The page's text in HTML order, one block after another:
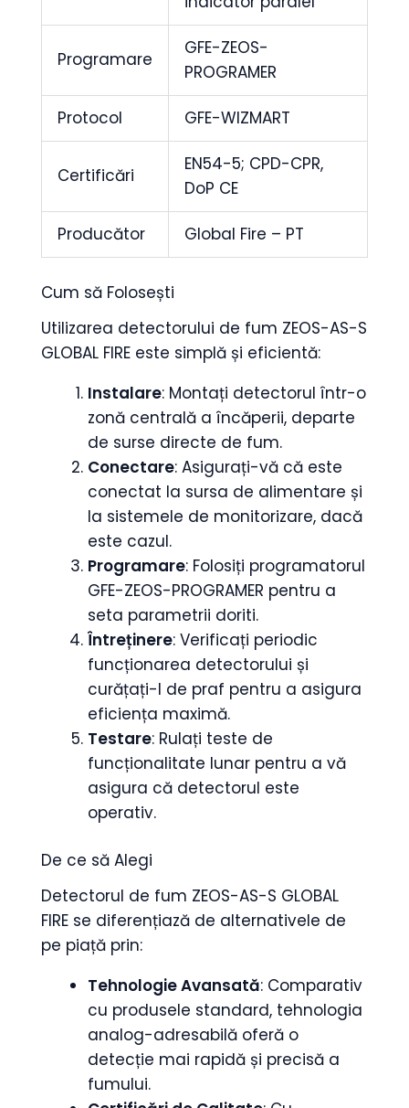
Programare
GFE-ZEOS-
PROGRAMER
Protocol GFE-WIZMART
Certificări
EN54-5; CPD-CPR,
DoP CE
Producător Global Fire – PT
Cum să Folosești
Utilizarea detectorului de fum ZEOS-AS-S
GLOBAL FIRE este simplă și eficientă:
Instalare: Montați detectorul într-o
zonă centrală a încăperii, departe
de surse directe de fum.
Conectare: Asigurați-vă că este
conectat la sursa de alimentare și
la sistemele de monitorizare, dacă
este cazul.
Programare: Folosiți programatorul
GFE-ZEOS-PROGRAMER pentru a
seta parametrii doriti.
Întreținere: Verificați periodic
funcționarea detectorului și
curățați-l de praf pentru a asigura
eficiența maximă.
Testare: Rulați teste de
funcționalitate lunar pentru a vă
asigura că detectorul este
operativ.
De ce să Alegi
Detectorul de fum ZEOS-AS-S GLOBAL
FIRE se diferențiază de alternativele de
pe piață prin:
Tehnologie Avansată: Comparativ
cu produsele standard, tehnologia
analog-adresabilă oferă o
detecție mai rapidă și precisă a
fumului.